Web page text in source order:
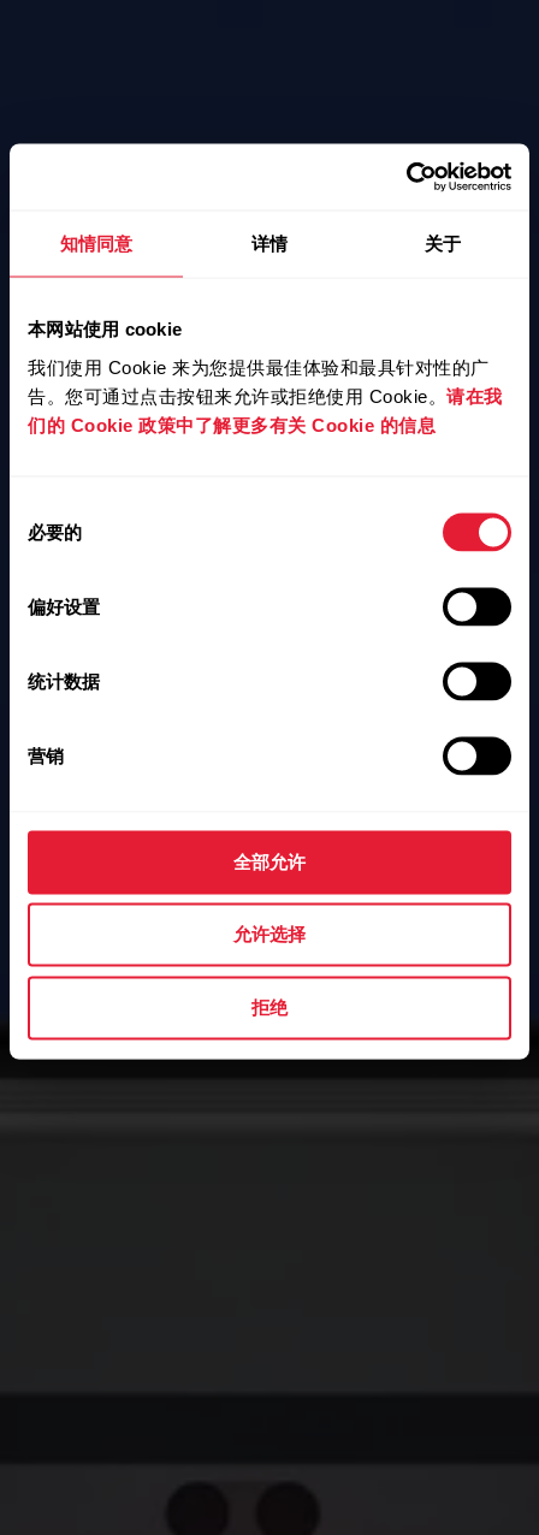
知情同意 详情 关于
本网站使用 cookie
我们使用 Cookie 来为您提供最佳体验和最具针对性的广
告。您可通过点击按钮来允许或拒绝使用 Cookie。 请在我
们的 Cookie 政策中了解更多有关 Cookie 的信息
必要的
偏好设置
统计数据
营销
全部允许
允许选择
拒绝